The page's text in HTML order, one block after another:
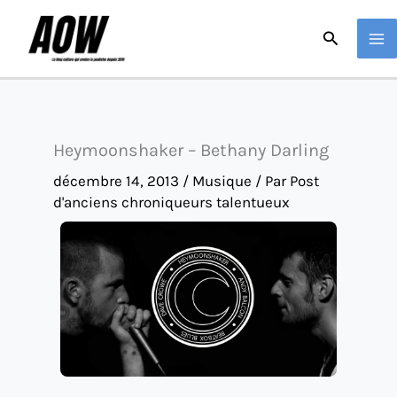
Heymoonshaker – Bethany Darling
décembre 14, 2013 / Musique / Par Post
d'anciens chroniqueurs talentueux